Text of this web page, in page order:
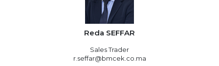
Reda SEFFAR
Sales Trader
r.seffar@bmcek.co.ma